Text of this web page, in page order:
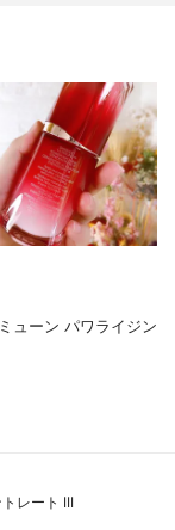
ーン パワライジン
レート III